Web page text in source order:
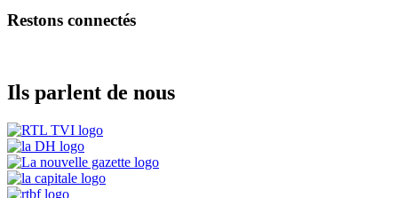
Restons connectés
Ils parlent de nous